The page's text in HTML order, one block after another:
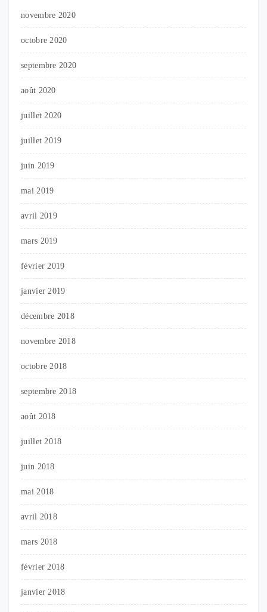
novembre 2020
octobre 2020
septembre 2020
août 2020
juillet 2020
juillet 2019
juin 2019
mai 2019
avril 2019
mars 2019
février 2019
janvier 2019
décembre 2018
novembre 2018
octobre 2018
septembre 2018
août 2018
juillet 2018
juin 2018
mai 2018
avril 2018
mars 2018
février 2018
janvier 2018